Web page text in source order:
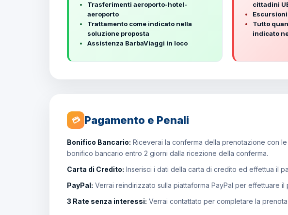
Trasferimenti aeroporto-hotel-
aeroporto
Trattamento come indicato nella
soluzione proposta
Assistenza BarbaViaggi in loco
cittadini
Tutto
indicato
💳 Pagamento e Penali
Bonifico Bancario: Riceverai la conferma della prenotazione con
bonifico bancario entro 2 giorni dalla ricezione della conferma.
Carta di Credito: Inserisci i dati della carta di credito ed effettua il
PayPal: Verrai reindirizzato sulla piattaforma PayPal per effettuare il
3 Rate senza interessi: Verrai contattato per completare la